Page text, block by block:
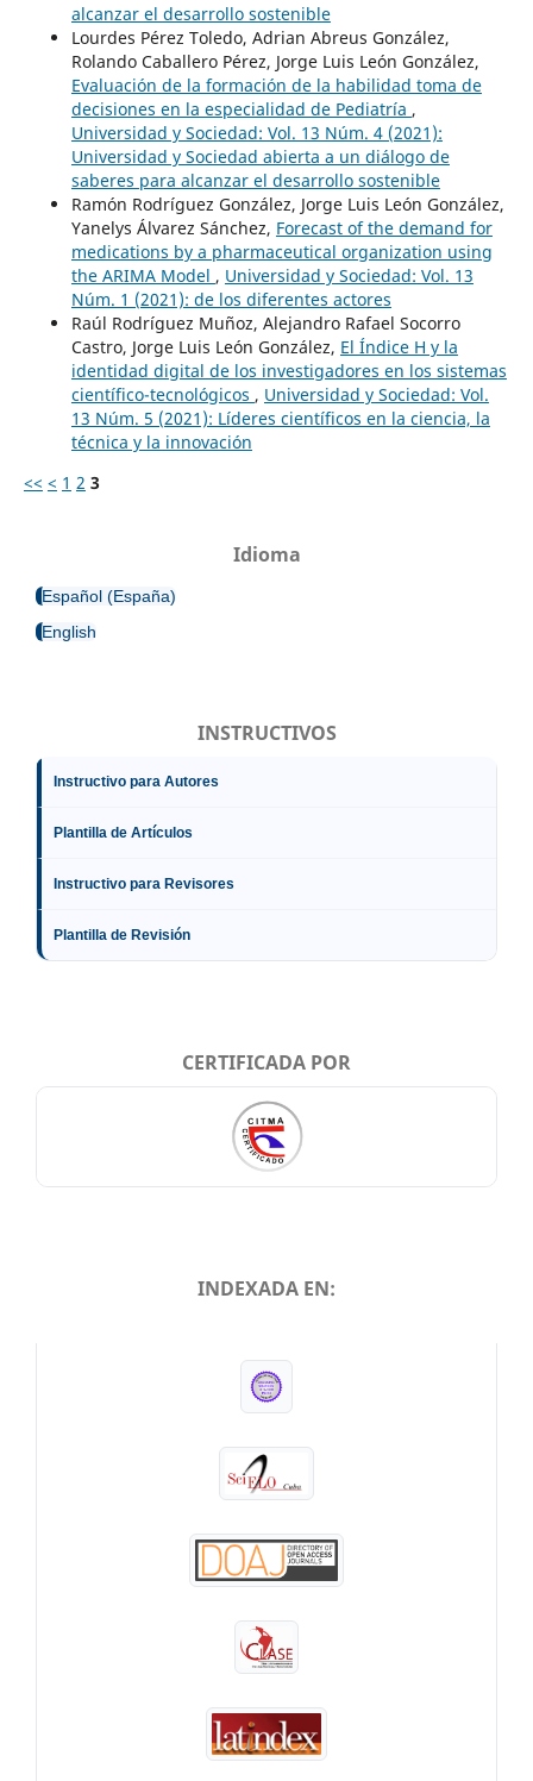
alcanzar el desarrollo sostenible
Lourdes Pérez Toledo, Adrian Abreus González,
Rolando Caballero Pérez, Jorge Luis León González,
Evaluación de la formación de la habilidad toma de
decisiones en la especialidad de Pediatría ,
Universidad y Sociedad: Vol. 13 Núm. 4 (2021):
Universidad y Sociedad abierta a un diálogo de
saberes para alcanzar el desarrollo sostenible
Ramón Rodríguez González, Jorge Luis León González,
Yanelys Álvarez Sánchez, Forecast of the demand for
medications by a pharmaceutical organization using
the ARIMA Model , Universidad y Sociedad: Vol. 13
Núm. 1 (2021): de los diferentes actores
Raúl Rodríguez Muñoz, Alejandro Rafael Socorro
Castro, Jorge Luis León González, El Índice H y la
identidad digital de los investigadores en los sistemas
científico-tecnológicos , Universidad y Sociedad: Vol.
13 Núm. 5 (2021): Líderes científicos en la ciencia, la
técnica y la innovación
<< < 1 2 3
Idioma
Español (España)
English
INSTRUCTIVOS
Instructivo para Autores
Plantilla de Artículos
Instructivo para Revisores
Plantilla de Revisión
CERTIFICADA POR
INDEXADA EN: